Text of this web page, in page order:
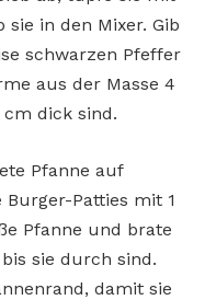
in den Mixer. Gib
schwarzen Pfeffer
aus der Masse 4
dick sind.
Pfanne auf
Patties mit 1
Pfanne und brate
sie durch sind.
damit sie